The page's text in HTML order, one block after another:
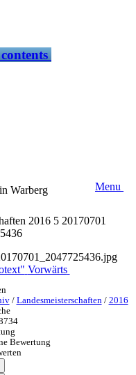
Warberg Menu
2016 5 20170701
Vorwärts
/ Landesmeisterschaften / 2016
Bewertung